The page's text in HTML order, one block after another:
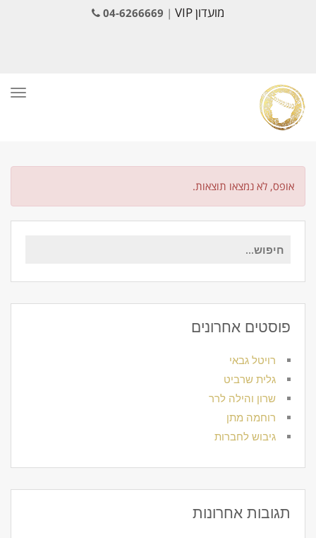
מועדון VIP |
04-6266669
אופס, לא נמצאו תוצאות.
חיפוש
פוסטים אחרונים
רויטל גבאי
גלית שרביט
שרון והילה לרר
רוחמה מתן
גיבוש לחברות
תגובות אחרונות